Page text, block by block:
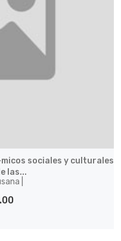
sociales y culturales
las...
|